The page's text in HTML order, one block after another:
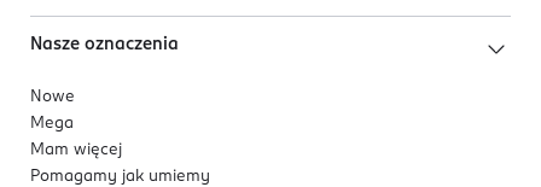
Nasze oznaczenia
Nowe
Mega
Mam więcej
Pomagamy jak umiemy